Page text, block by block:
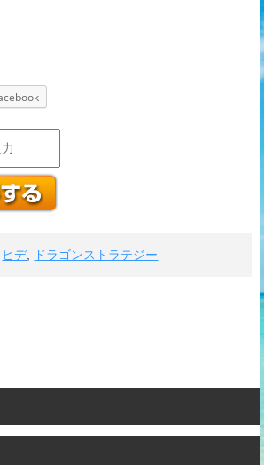
ヒデ, ドラゴンストラテジー